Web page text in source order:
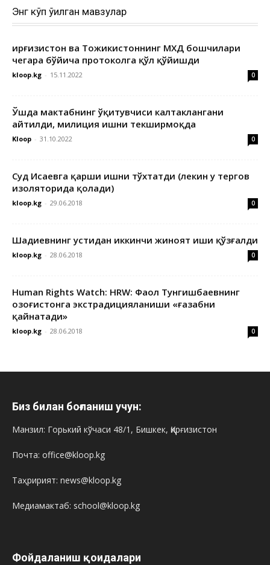
Энг кўп ўқилган мавзулар
Қирғизистон ва Тожикистоннинг МХДҚ бошчилари
чегара бўйича протоколга қўл қўйишди
kloop.kg - 15.11.2022 0
Ўшда мактабнинг ўқитувчиси калтаклангани
айтилди, милиция ишни текширмоқда
Kloop - 31.10.2022 0
Суд Исаевга қарши ишни тўхтатди (лекин у тергов
изоляторида қолади)
kloop.kg - 29.06.2018 0
Шадиевнинг устидан иккинчи жиноят иши қўзғалди
kloop.kg - 28.06.2018 0
Human Rights Watch: HRW: Фаол Тунгишбаевнинг
Қозоғистонга экстрадицияланиши «ғазабни
қайнатади»
kloop.kg - 28.06.2018 0
Биз билан боғланиш учун:
Манзил: Горький кўчаси 48/1, Бишкек, Қирғизистон
Почта: office@kloop.kg
Таҳририят: news@kloop.kg
Медиамактаб: school@kloop.kg
Фойдаланиш қоидалари